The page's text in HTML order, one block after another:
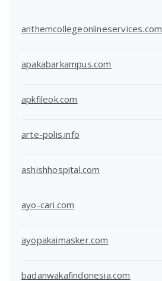
anthemcollegeonlineservices.com
apakabarkampus.com
apkfileok.com
arte-polis.info
ashishhospital.com
ayo-cari.com
ayopakaimasker.com
badanwakafindonesia.com